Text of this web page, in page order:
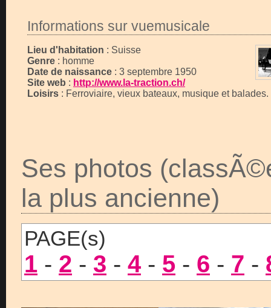
Informations sur vuemusicale
Lieu d'habitation : Suisse
Genre : homme
Date de naissance : 3 septembre 1950
Site web : http://www.la-traction.ch/
Loisirs : Ferroviaire, vieux bateaux, musique et balades.
Ses photos
la plus ancienne)
PAGE(s)
1 - 2 - 3 - 4 - 5 - 6 - 7 -